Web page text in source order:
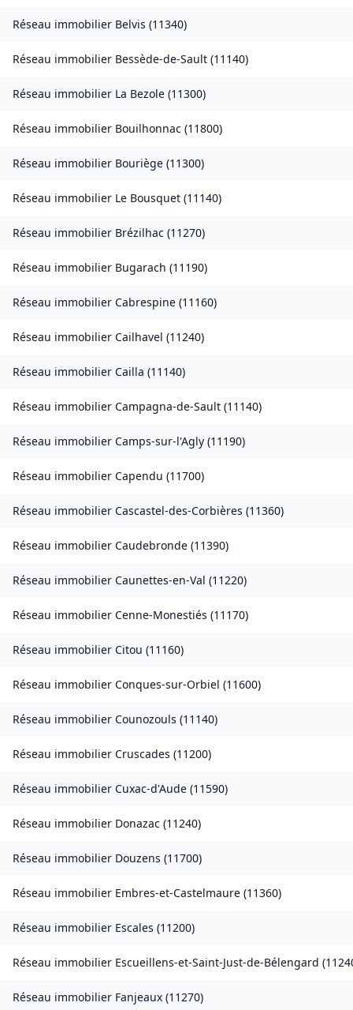
Réseau immobilier Belvis (11340)
Réseau immobilier Bessède-de-Sault (11140)
Réseau immobilier La Bezole (11300)
Réseau immobilier Bouilhonnac (11800)
Réseau immobilier Bouriège (11300)
Réseau immobilier Le Bousquet (11140)
Réseau immobilier Brézilhac (11270)
Réseau immobilier Bugarach (11190)
Réseau immobilier Cabrespine (11160)
Réseau immobilier Cailhavel (11240)
Réseau immobilier Cailla (11140)
Réseau immobilier Campagna-de-Sault (11140)
Réseau immobilier Camps-sur-l'Agly (11190)
Réseau immobilier Capendu (11700)
Réseau immobilier Cascastel-des-Corbières (11360)
Réseau immobilier Caudebronde (11390)
Réseau immobilier Caunettes-en-Val (11220)
Réseau immobilier Cenne-Monestiés (11170)
Réseau immobilier Citou (11160)
Réseau immobilier Conques-sur-Orbiel (11600)
Réseau immobilier Counozouls (11140)
Réseau immobilier Cruscades (11200)
Réseau immobilier Cuxac-d'Aude (11590)
Réseau immobilier Donazac (11240)
Réseau immobilier Douzens (11700)
Réseau immobilier Embres-et-Castelmaure (11360)
Réseau immobilier Escales (11200)
Réseau immobilier Escueillens-et-Saint-Just-de-Bélengard (
Réseau immobilier Fanjeaux (11270)